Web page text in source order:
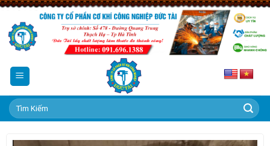
Skip
content
Tìm
kiếm: